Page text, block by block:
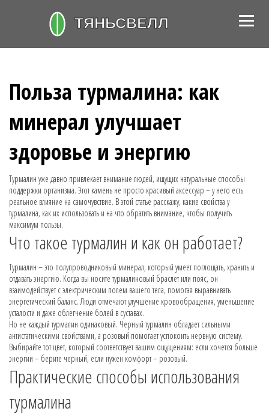
Польза турмалина: как
минерал улучшает
здоровье и энергию
Турмалин уже давно привлекает внимание людей, ищущих натуральные способы
поддержки организма. Этот камень не просто красивый аксессуар – у него есть
реальное влияние на самочувствие. В этой статье расскажу, какие свойства у
турмалина, как их использовать и на что обратить внимание, чтобы получить
максимум пользы.
Что такое турмалин и как он работает?
Турмалин – это полупроводниковый минерал, который умеет поглощать, хранить и
отдавать энергию. Когда вы носите турмалиновый браслет или пояс, он
взаимодействует с электрическим полем вашего тела, помогая выравнивать
энергетический баланс. Люди отмечают улучшение кровообращения, уменьшение
усталости и даже облегчение болей в суставах.
Но не каждый турмалин одинаковый. Черный турмалин обладает сильными
антистатическими свойствами, а розовый помогает успокоить нервную систему.
Выбирайте тот цвет, который соответствует вашим ощущениям: если хочется больше
энергии – берите черный, если нужен комфорт – розовый.
Практические способы использования
турмалина